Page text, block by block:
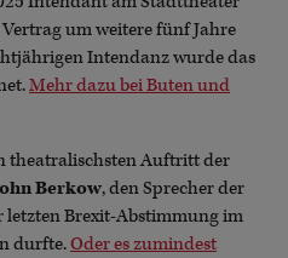
um weitere fünf Jahre
Intendanz wurde das
Mehr dazu bei Buten und
theatralischsten Auftritt der
Berkow, den Sprecher der
letzten Brexit-Abstimmung im
durfte.Oder es zumindest